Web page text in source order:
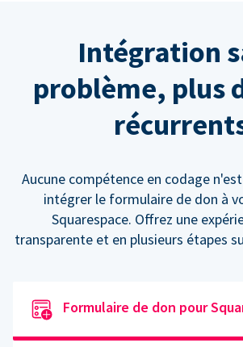
Intégration
problème, plus
Aucune compétence en codage
intégrer le formulaire de don à
Squarespace. Offrez une
transparente et en plusieurs étapes
Formulaire de don pour